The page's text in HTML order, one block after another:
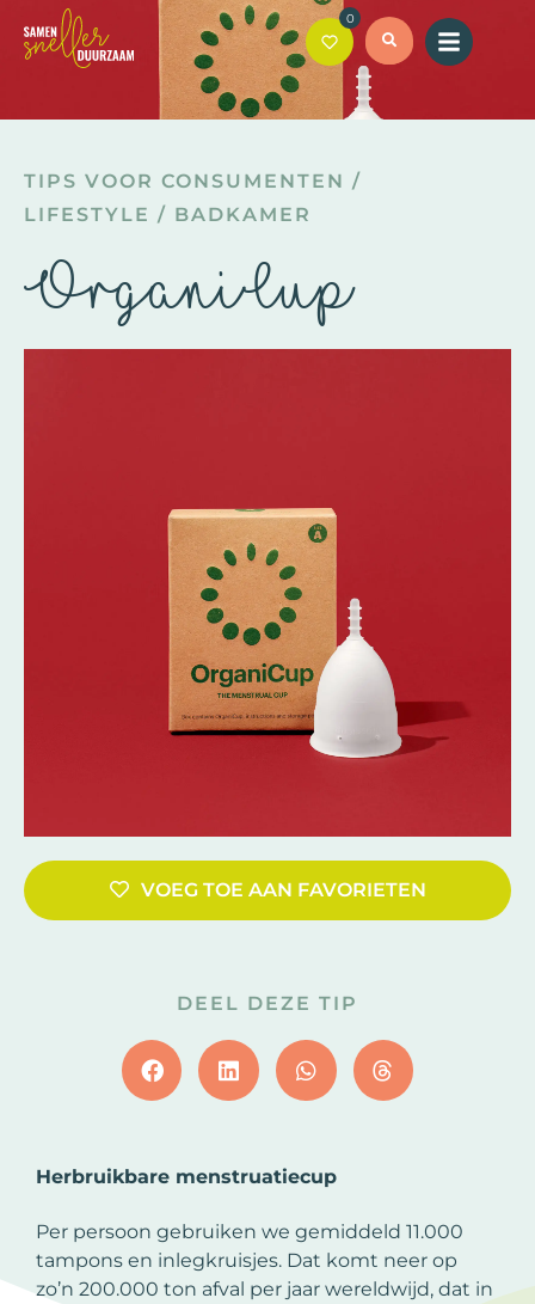
0
TIPS VOOR CONSUMENTEN /
LIFESTYLE / BADKAMER
OrganiCup
Herbruikbare menstruatiecup
Per persoon gebruiken we gemiddeld 11.000
tampons en inlegkruisjes. Dat komt neer op
zo’n 200.000 ton afval per jaar wereldwijd, dat in
VOEG TOE AAN FAVORIETEN
DEEL DEZE TIP